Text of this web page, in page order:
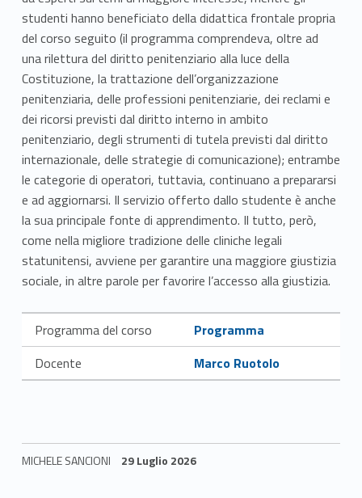
studenti hanno beneficiato della didattica frontale propria
del corso seguito (il programma comprendeva, oltre ad
una rilettura del diritto penitenziario alla luce della
Costituzione, la trattazione dell’organizzazione
penitenziaria, delle professioni penitenziarie, dei reclami e
dei ricorsi previsti dal diritto interno in ambito
penitenziario, degli strumenti di tutela previsti dal diritto
internazionale, delle strategie di comunicazione); entrambe
le categorie di operatori, tuttavia, continuano a prepararsi
e ad aggiornarsi. Il servizio offerto dallo studente è anche
la sua principale fonte di apprendimento. Il tutto, però,
come nella migliore tradizione delle cliniche legali
statunitensi, avviene per garantire una maggiore giustizia
sociale, in altre parole per favorire l’accesso alla giustizia.
Programma del corso Link identifier #identifier__135153-4
Programma
Docente
Link identifier #identifier__183020-5
Marco Ruotolo
MICHELE SANCIONI 29 Luglio 2026